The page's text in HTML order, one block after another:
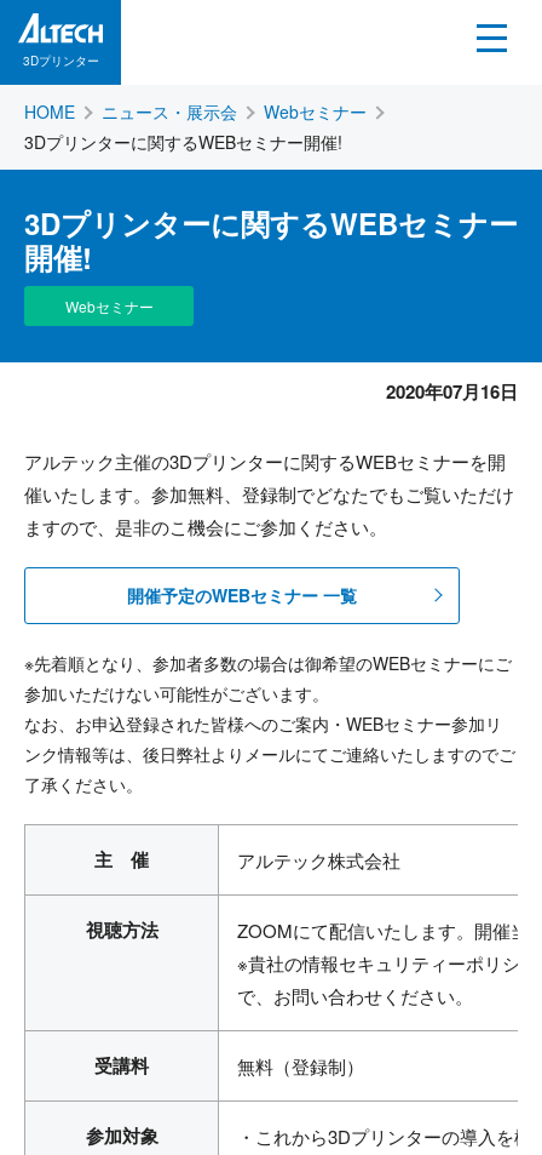
3Dプリンター
HOME ニュース・展示会
Webセミナー
3Dプリンターに関するWEBセミナー開催!
3Dプリンターに関するWEBセミナー
開催!
Webセミナー
2020年07月16日
アルテック主催の3Dプリンターに関するWEBセミナーを開
催いたします。参加無料、登録制でどなたでもご覧いただけ
ますので、是非のこ機会にご参加ください。
開催予定のWEBセミナー 一覧
※先着順となり、参加者多数の場合は御希望のWEBセミナーにご
参加いただけない可能性がございます。
なお、お申込登録された皆様へのご案内・WEBセミナー参加リ
ンク情報等は、後日弊社よりメールにてご連絡いたしますのでご
了承ください。
主 催 アルテック株式会社
視聴方法
ZOOMにて配信いたします。開催当
※貴社の情報セキュリティーポリシ
で、お問い合わせください。
受講料 無料（登録制）
参加対象
・これから3Dプリンターの導入を検